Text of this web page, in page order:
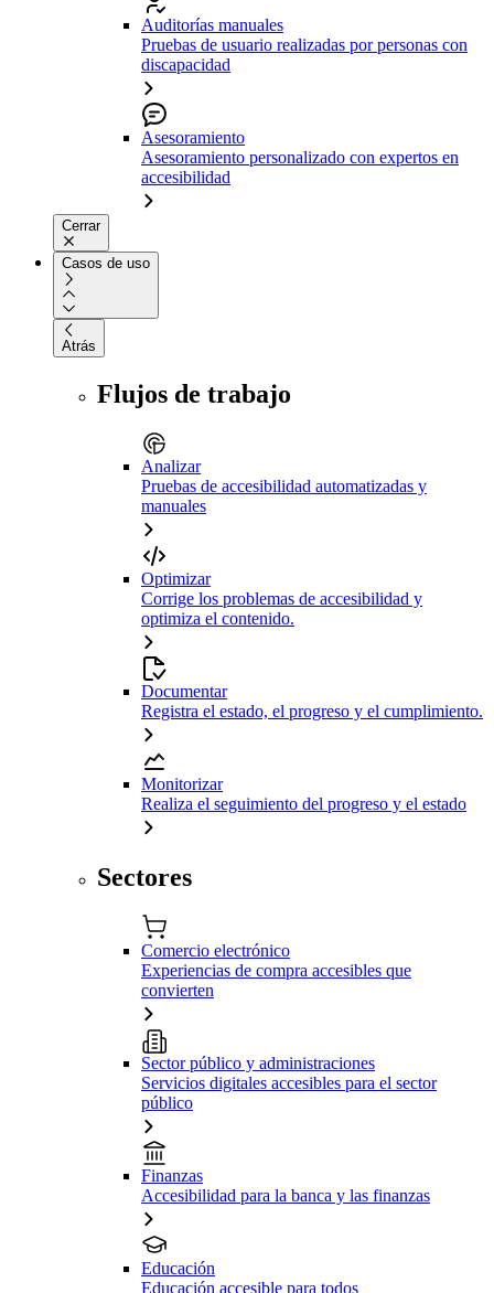
Auditorías manuales
Pruebas de usuario realizadas por personas con
discapacidad
Asesoramiento
Asesoramiento personalizado con expertos en
accesibilidad
Cerrar
Casos de uso
Atrás
Flujos de trabajo
Analizar
Pruebas de accesibilidad automatizadas y
manuales
Optimizar
Corrige los problemas de accesibilidad y
optimiza el contenido.
Documentar
Registra el estado, el progreso y el cumplimiento.
Monitorizar
Realiza el seguimiento del progreso y el estado
Sectores
Comercio electrónico
Experiencias de compra accesibles que
convierten
Sector público y administraciones
Servicios digitales accesibles para el sector
público
Finanzas
Accesibilidad para la banca y las finanzas
Educación
Educación accesible para todos